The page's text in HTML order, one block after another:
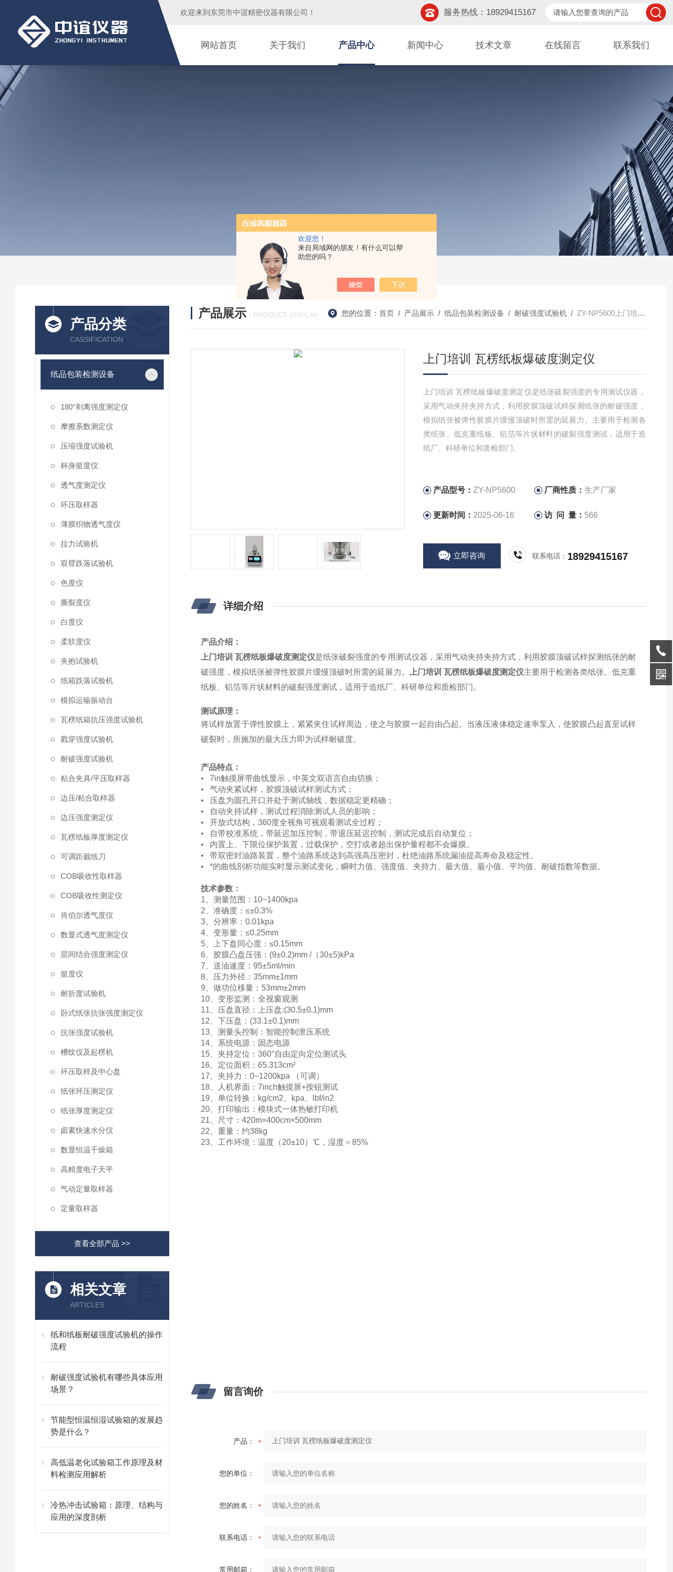
欢迎您！
来自局域网的朋友！有什么可以帮
助您的吗？
欢迎来到 东莞市中谊精密仪器有限公司 ！ 服务热线：18929415167
网站首页 关于我们 产品中心 新闻中心 技术文章 在线留言 联系我们
产品分类
CASSIFICATION
纸品包装检测设备
180°剥离强度测定仪
摩擦系数测定仪
压缩强度试验机
杯身挺度仪
透气度测定仪
环压取样器
薄膜织物透气度仪
拉力试验机
双臂跌落试验机
色度仪
撕裂度仪
白度仪
柔软度仪
夹抱试验机
纸箱跌落试验机
模拟运输振动台
瓦楞纸箱抗压强度试验机
戳穿强度试验机
耐破强度试验机
粘合夹具/平压取样器
边压/粘合取样器
边压强度测定仪
瓦楞纸板厚度测定仪
可调距裁纸刀
COB吸收性取样器
COB吸收性测定仪
肖伯尔透气度仪
数显式透气度测定仪
层间结合强度测定仪
挺度仪
耐折度试验机
卧式纸张抗张强度测定仪
抗张强度试验机
槽纹仪及起楞机
环压取样及中心盘
纸张环压测定仪
纸张厚度测定仪
卤素快速水分仪
数显恒温干燥箱
高精度电子天平
气动定量取样器
定量取样器
查看全部产品 >>
相关文章
ARTICLES
纸和纸板耐破强度试验机的操作
流程
耐破强度试验机有哪些具体应用
场景？
节能型恒温恒湿试验箱的发展趋
势是什么？
​​高低温老化试验箱工作原理及材
料检测应用解析​
冷热冲击试验箱：原理、结构与
应用的深度剖析
产品展示 / PRODUCT DISPLAY 您的位置： 首页/ 产品展示/ 纸品包装检测设备 / 耐破强度试验机/ ZY-NP5600上门培训 瓦楞纸板爆破度测定仪
上门培训 瓦楞纸板爆破度测定仪
上门培训 瓦楞纸板爆破度测定仪是纸张破裂强度的专用测试仪器，
采用气动夹持夹持方式，利用胶膜顶破试样探测纸张的耐破强度，
模拟纸张被弹性胶膜片缓慢顶破时所需的延展力。主要用于检测各
类纸张、低克重纸板、铝箔等片状材料的破裂强度测试，适用于造
纸厂、科研单位和质检部门。
产品型号： ZY-NP5600 厂商性质：生产厂家
更新时间： 2025-06-16 访 问 量： 566
立即咨询 联系电话： 18929415167
详细介绍
产品介绍：
上门培训 瓦楞纸板爆破度测定仪是纸张破裂强度的专用测试仪器，采用气动夹持夹持方式，利用胶膜顶破试样探测纸张的耐
破强度，模拟纸张被弹性胶膜片缓慢顶破时所需的延展力。
上门培训 瓦楞纸板爆破度测定仪主要用于检测各类纸张、低克重
纸板、铝箔等片状材料的破裂强度测试，适用于造纸厂、科研单位和质检部门。
测试原理：
将试样放置于弹性胶膜上，紧紧夹住试样周边，使之与胶膜一起自由凸起。当液压液体稳定速率泵入，使胶膜凸起直至试样
破裂时，所施加的最大压力即为试样耐破度。
产品特点：
• 7in触摸屏带曲线显示，中英文双语言自由切换；
• 气动夹紧试样，胶膜顶破试样测试方式；
• 压盘为圆孔开口并处于测试轴线，数据稳定更精确；
• 自动夹持试样，测试过程消除测试人员的影响；
• 开放式结构，360度全视角可视观看测试全过程；
• 自带校准系统，带延迟加压控制，带退压延迟控制，测试完成后自动复位；
• 内置上、下限位保护装置，过载保护，空打或者超出保护量程都不会爆膜。
• 带双密封油路装置，整个油路系统达到高强高压密封，杜绝油路系统漏油提高寿命及稳定性。
• *的曲线剖析功能实时显示测试变化，瞬时力值、强度值、夹持力、最大值、最小值、平均值、耐破指数等数据。
技术参数：
1、测量范围：10~1400kpa
2、准确度：≤±0.3%
3、分辨率：0.01kpa
4、变形量：≤0.25mm
5、上下盘同心度：≤0.15mm
6、胶膜凸盘压强：(9±0.2)mm /（30±5)kPa
7、送油速度：95±5ml/min
8、压力外径：35mm±1mm
9、做功位移量：53mm±2mm
10、变形监测：全视窗观测
11、压盘直径：上压盘:(30.5±0.1)mm
12、下压盘：(33.1±0.1)mm
13、测量头控制：智能控制泄压系统
14、系统电源：固态电源
15、夹持定位：360°自由定向定位测试头
16、定位面积：65.313cm²
17、夹持力：0~1200kpa （可调）
18、人机界面：7inch触摸屏+按钮测试
19、单位转换：kg/cm2、kpa、lbf/in2
20、打印输出：模块式一体热敏打印机
21、尺寸：420m×400cm×500mm
22、重量：约38kg
23、工作环境：温度（20±10）℃，湿度＜85%
留言询价
产品：
您的单位：
您的姓名：
联系电话：
常用邮箱：